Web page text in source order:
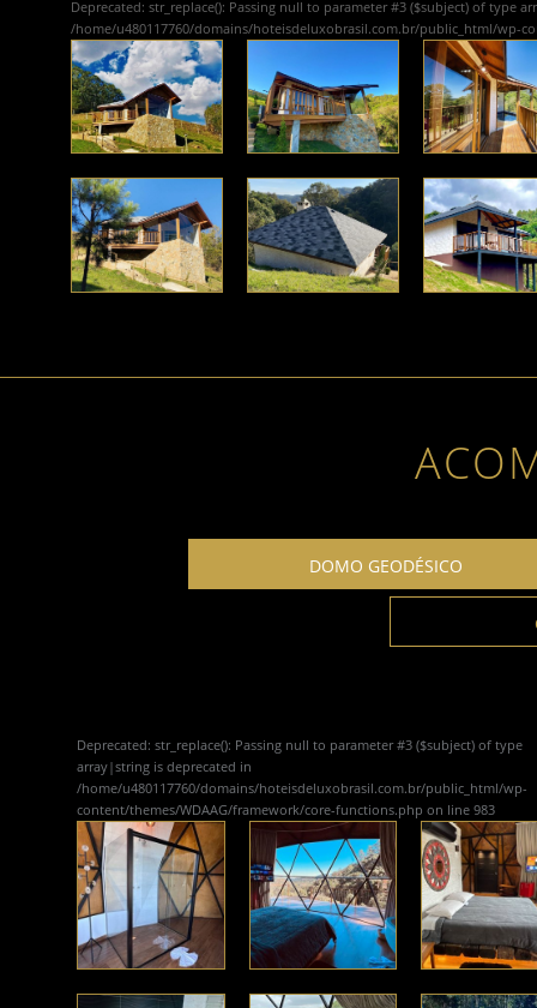
Deprecated: str_replace(): Passing null to parameter #3 ($subject) of type
/home/u480117760/domains/hoteisdeluxobrasil.com.br/public_html/wp-
DOMO GEODÉSICO
Deprecated: str_replace(): Passing null to parameter #3 ($subject) of type
array|string is deprecated in
/home/u480117760/domains/hoteisdeluxobrasil.com.br/public_html/wp-
content/themes/WDAAG/framework/core-functions.php on line 983